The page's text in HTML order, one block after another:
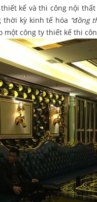
kế và thi công nội
thời kỳ kinh tế hóa “đồng
một công ty thiết kế thi